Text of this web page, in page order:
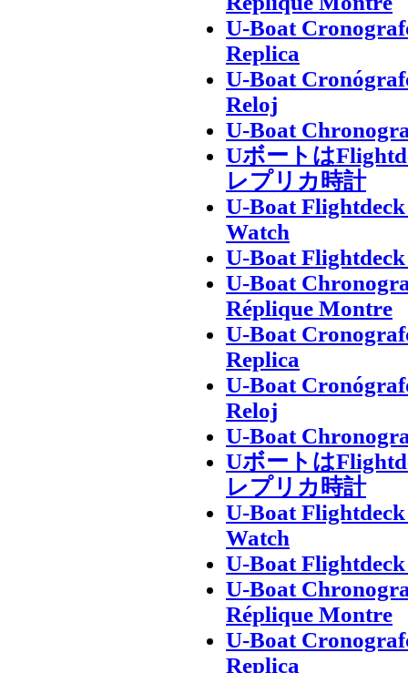
U-Boat
Replica
U-Boat
Reloj
U-Boat
Uボートは
レプリカ時計
U-Boat
Watch
U-Boat
U-Boat
Réplique Montre
U-Boat
Replica
U-Boat
Reloj
U-Boat
Uボートは
レプリカ時計
U-Boat
Watch
U-Boat
U-Boat
Réplique Montre
U-Boat
Replica